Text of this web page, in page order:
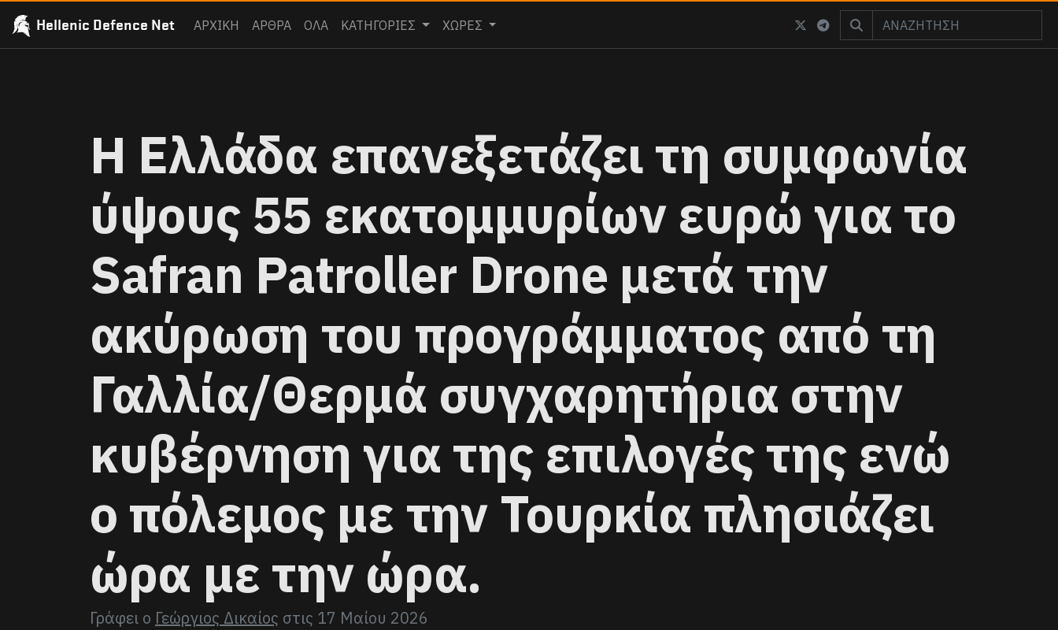
Hellenic Defence Net ΑΡΧΙΚΗ ΑΡΘΡΑ ΟΛΑ ΚΑΤΗΓΟΡΙΕΣ ΧΩΡΕΣ
Η Ελλάδα επανεξετάζει τη συμφωνία
ύψους 55 εκατομμυρίων ευρώ για το
Safran Patroller Drone μετά την
ακύρωση του προγράμματος από τη
Γαλλία/Θερμά συγχαρητήρια στην
κυβέρνηση για της επιλογές της ενώ
ο πόλεμος με την Τουρκία πλησιάζει
ώρα με την ώρα.
Γράφει ο Γεώργιος Δικαίος στις 17 Μαίου 2026